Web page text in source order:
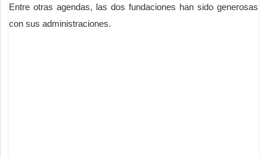
Entre otras agendas, las dos fundaciones han sido generosas
con sus administraciones.